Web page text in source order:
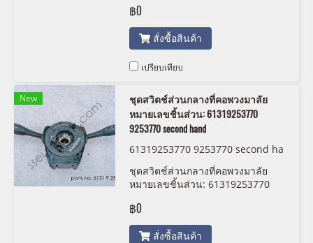
฿0
สั่งซื้อสินค้า
เปรียบเทียบ
New
ชุดสวิตช์ส่วนกลางที่คอพวงมาลัย
หมายเลขชิ้นส่วน: 61319253770
9253770 second hand
61319253770 9253770 second ha
ชุดสวิตช์ส่วนกลางที่คอพวงมาลัย
หมายเลขชิ้นส่วน: 61319253770
฿0
สั่งซื้อสินค้า